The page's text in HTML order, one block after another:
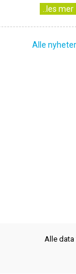
..les mer
Alle nyheter
Alle data